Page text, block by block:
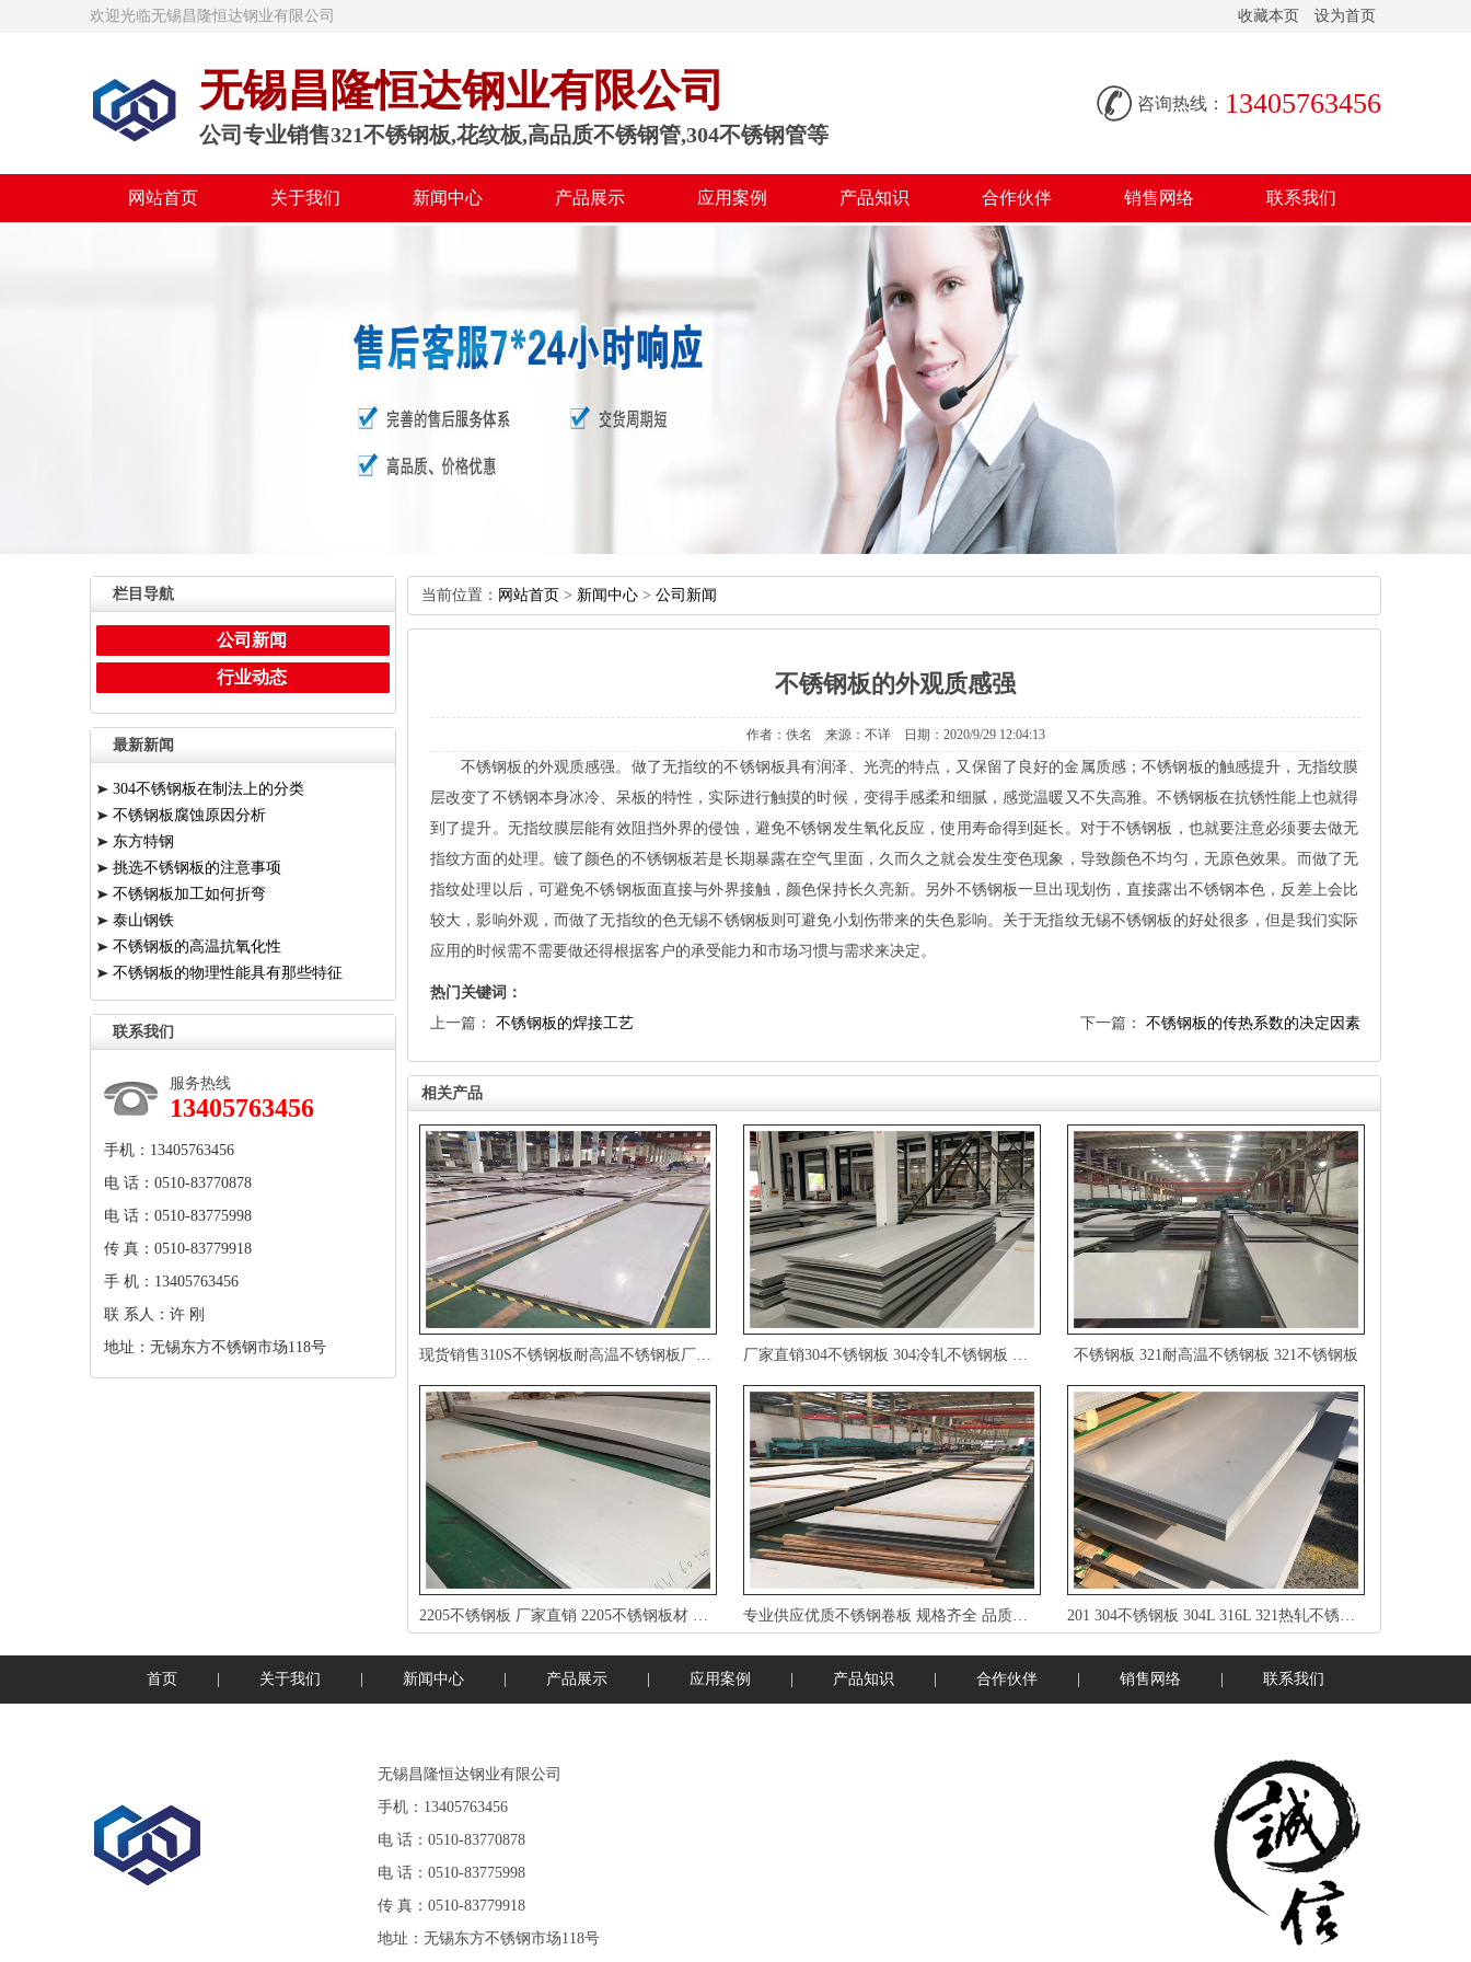
欢迎光临无锡昌隆恒达钢业有限公司 收藏本页 设为首页
无锡昌隆恒达钢业有限公司
公司专业销售321不锈钢板,花纹板,高品质不锈钢管,304不锈钢管等
13405763456
咨询热线：
网站首页 关于我们 新闻中心 产品展示 应用案例 产品知识 合作伙伴 销售网络 联系我们
当前位置： 网站首页 > 新闻中心 > 公司新闻
不锈钢板的外观质感强
作者：佚名来源：不详日期：2020/9/2912:04:13
不锈钢板的外观质感强。做了无指纹的不锈钢板具有润泽、光亮的特点，又保留了良好的金属质感；不锈钢板的触感提升，无指纹膜
层改变了不锈钢本身冰冷、呆板的特性，实际进行触摸的时候，变得手感柔和细腻，感觉温暖又不失高雅。不锈钢板在抗锈性能上也就得
到了提升。无指纹膜层能有效阻挡外界的侵蚀，避免不锈钢发生氧化反应，使用寿命得到延长。对于不锈钢板，也就要注意必须要去做无
指纹方面的处理。镀了颜色的不锈钢板若是长期暴露在空气里面，久而久之就会发生变色现象，导致颜色不均匀，无原色效果。而做了无
指纹处理以后，可避免不锈钢板面直接与外界接触，颜色保持长久亮新。另外不锈钢板一旦出现划伤，直接露出不锈钢本色，反差上会比
较大，影响外观，而做了无指纹的色无锡不锈钢板则可避免小划伤带来的失色影响。关于无指纹无锡不锈钢板的好处很多，但是我们实际
应用的时候需不需要做还得根据客户的承受能力和市场习惯与需求来决定。
热门关键词：
上一篇： 不锈钢板的焊接工艺 下一篇： 不锈钢板的传热系数的决定因素
相关产品
现货销售310S不锈钢板耐高温不锈钢板厂家直销 厂家直销304不锈钢板304冷轧不锈钢板加工定制欢迎来电咨询 不锈钢板321耐高温不锈钢板321不锈钢板
2205不锈钢板厂家直销2205不锈钢板材卷板 专业供应优质不锈钢卷板规格齐全品质保证定制加工 201304不锈钢板304L316L321热轧不锈钢板厚板可切
栏目导航
公司新闻
行业动态
最新新闻
304不锈钢板在制法上的分类
不锈钢板腐蚀原因分析
东方特钢
挑选不锈钢板的注意事项
不锈钢板加工如何折弯
泰山钢铁
不锈钢板的高温抗氧化性
不锈钢板的物理性能具有那些特征
联系我们
服务热线
13405763456
手机：13405763456
电话：0510-83770878
电话：0510-83775998
传真：0510-83779918
手机：13405763456
联系人：许刚
地址：无锡东方不锈钢市场118号
首页 关于我们 新闻中心 产品展示 应用案例 产品知识 合作伙伴 销售网络 联系我们
无锡昌隆恒达钢业有限公司
手机：13405763456
电话：0510-83770878
电话：0510-83775998
传真：0510-83779918
地址：无锡东方不锈钢市场118号